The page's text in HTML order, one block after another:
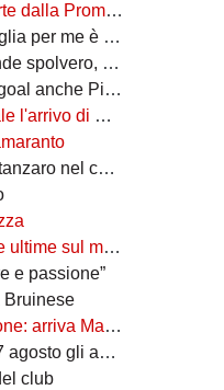
Promozione
un’emozione”
per lui
e Reita
Dorato
nel cuore
del girone A
e passione”
Bruinese
Tomas Cecreta
la preparazione
club